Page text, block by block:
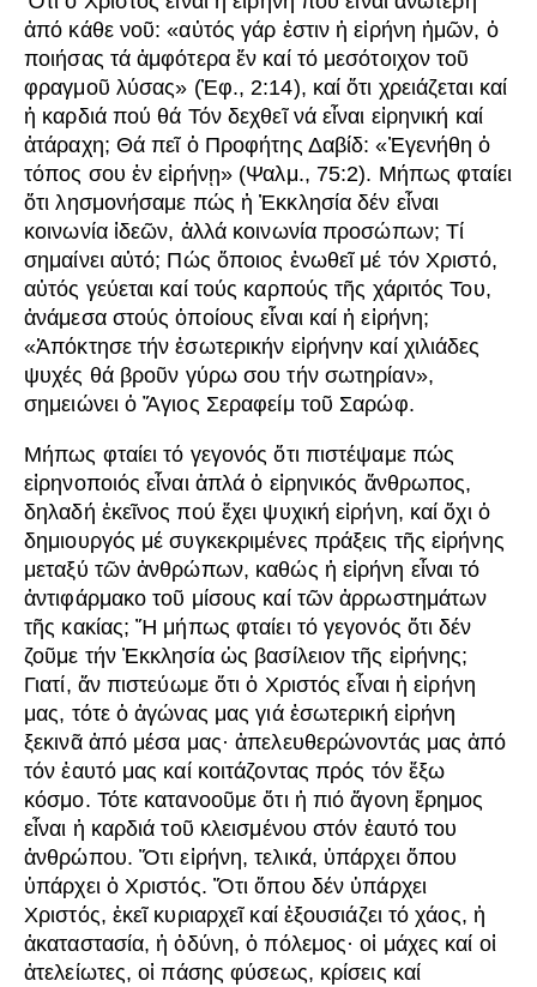
ἀπό κάθε νοῦ: «αὐτός γάρ ἐστιν ἡ εἰρήνη ἡμῶν, ὁ
ποιήσας τά ἀμφότερα ἕν καί τό μεσότοιχον τοῦ
φραγμοῦ λύσας» (Ἐφ., 2:14), καί ὅτι χρειάζεται καί
ἡ καρδιά πού θά Τόν δεχθεῖ νά εἶναι εἰρηνική καί
ἀτάραχη; Θά πεῖ ὁ Προφήτης Δαβίδ: «Ἐγενήθη ὁ
τόπος σου ἐν εἰρήνῃ» (Ψαλμ., 75:2). Μήπως φταίει
ὅτι λησμονήσαμε πώς ἡ Ἐκκλησία δέν εἶναι
κοινωνία ἰδεῶν, ἀλλά κοινωνία προσώπων; Τί
σημαίνει αὐτό; Πώς ὅποιος ἑνωθεῖ μέ τόν Χριστό,
αὐτός γεύεται καί τούς καρπούς τῆς χάριτός Του,
ἀνάμεσα στούς ὁποίους εἶναι καί ἡ εἰρήνη;
«Ἀπόκτησε τήν ἐσωτερικήν εἰρήνην καί χιλιάδες
ψυχές θά βροῦν γύρω σου τήν σωτηρίαν»,
σημειώνει ὁ Ἅγιος Σεραφείμ τοῦ Σαρώφ.
Μήπως φταίει τό γεγονός ὅτι πιστέψαμε πώς
εἰρηνοποιός εἶναι ἁπλά ὁ εἰρηνικός ἄνθρωπος,
δηλαδή ἐκεῖνος πού ἔχει ψυχική εἰρήνη, καί ὄχι ὁ
δημιουργός μέ συγκεκριμένες πράξεις τῆς εἰρήνης
μεταξύ τῶν ἀνθρώπων, καθώς ἡ εἰρήνη εἶναι τό
ἀντιφάρμακο τοῦ μίσους καί τῶν ἀρρωστημάτων
τῆς κακίας; Ἤ μήπως φταίει τό γεγονός ὅτι δέν
ζοῦμε τήν Ἐκκλησία ὡς βασίλειον τῆς εἰρήνης;
Γιατί, ἄν πιστεύωμε ὅτι ὁ Χριστός εἶναι ἡ εἰρήνη
μας, τότε ὁ ἀγώνας μας γιά ἐσωτερική εἰρήνη
ξεκινᾶ ἀπό μέσα μας· ἀπελευθερώνοντάς μας ἀπό
τόν ἑαυτό μας καί κοιτάζοντας πρός τόν ἔξω
κόσμο. Τότε κατανοοῦμε ὅτι ἡ πιό ἄγονη ἔρημος
εἶναι ἡ καρδιά τοῦ κλεισμένου στόν ἑαυτό του
ἀνθρώπου. Ὅτι εἰρήνη, τελικά, ὑπάρχει ὅπου
ὑπάρχει ὁ Χριστός. Ὅτι ὅπου δέν ὑπάρχει
Χριστός, ἐκεῖ κυριαρχεῖ καί ἐξουσιάζει τό χάος, ἡ
ἀκαταστασία, ἡ ὀδύνη, ὁ πόλεμος· οἱ μάχες καί οἱ
ἀτελείωτες, οἱ πάσης φύσεως, κρίσεις καί